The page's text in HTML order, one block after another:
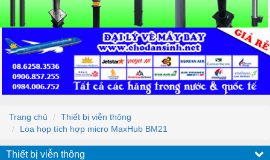
Trang chủ
Thiết bị viễn thông
Loa họp tích hợp micro MaxHub BM21
Thiết bị viễn thông